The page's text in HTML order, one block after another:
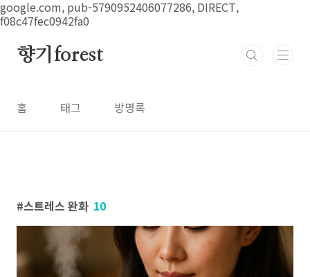
google.com, pub-5790952406077286, DIRECT,
f08c47fec0942fa0
본문 바로가기
향기forest
홈 태그 방명록
스트레스 완화 10